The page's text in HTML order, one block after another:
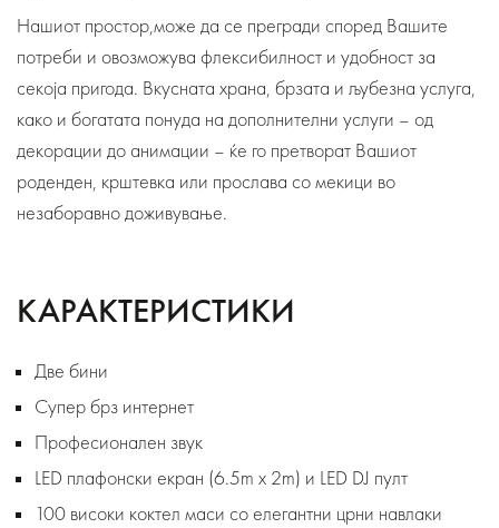
Нашиот простор,може да се прегради според Вашите
потреби и овозможува флексибилност и удобност за
секоја пригода. Вкусната храна, брзата и љубезна услуга,
како и богатата понуда на дополнителни услуги – од
декорации до анимации – ќе го претворат Вашиот
роденден, крштевка или прослава со мекици во
незаборавно доживување.
КАРАКТЕРИСТИКИ
Две бини
Супер брз интернет
Професионален звук
LED плафонски екран (6.5m x 2m) и LED DJ пулт
100 високи коктел маси со елегантни црни навлаки